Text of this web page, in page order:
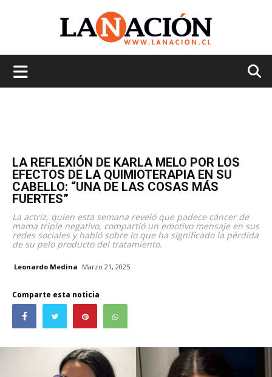
LA REFLEXIÓN DE KARLA MELO POR LOS
EFECTOS DE LA QUIMIOTERAPIA EN SU
CABELLO: “UNA DE LAS COSAS MÁS
FUERTES”
La actriz, quien esta semana reveló que padece cáncer de
mama triple negativo, compartió un emotivo mensaje en sus
redes sociales y habló sobre lo que ha significado la pérdida
de su pelo producto del tratamiento.
Leonardo Medina Marzo 21, 2025
Comparte esta noticia